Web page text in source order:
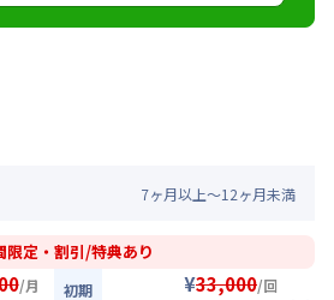
ていただきます。※管理費と
できません。掲載サイトによ
せていただきます。★ご希望の
じて、他にも賃料半額・初期費
7ヶ月以上～12ヶ月未満
限定・割引/特典あり
/月
初期
¥33,000/回